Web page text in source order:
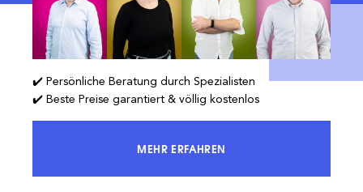
✔️ Persönliche Beratung durch Spezialisten
✔️ Beste Preise garantiert & völlig kostenlos
MEHR ERFAHRENERREICHEN SIE 100 % DES